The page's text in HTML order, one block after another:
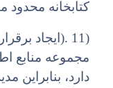
کتابخانه محدود
(11 .(ایجاد
مجموعه منابع
دارد، بنابراین